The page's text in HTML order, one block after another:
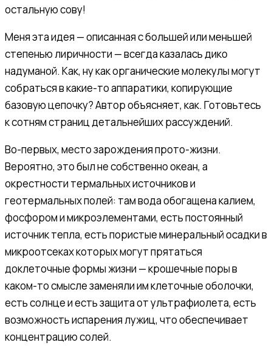
остальную сову!
Меня эта идея — описанная с большей или меньшей
степенью лиричности — всегда казалась дико
надуманой. Как, ну как органические молекулы могут
собраться в какие-то аппаратики, копирующие
базовую цепочку? Автор объясняет, как. Готовьтесь
к сотням страниц детальнейших рассуждений.
Во-первых, место зарождения прото-жизни.
Вероятно, это был не собственно океан, а
окрестности термальных источников и
геотермальных полей: там вода обогащена калием,
фосфором и микроэлементами, есть постоянный
источник тепла, есть пористые минеральный осадки в
микроотсеках которых могут прятаться
доклеточные формы жизни — крошечные поры в
каком-то смысле заменяли им клеточные оболочки,
есть солнце и есть защита от ультрафиолета, есть
возможность испарения лужиц, что обеспечивает
концентрацию солей.